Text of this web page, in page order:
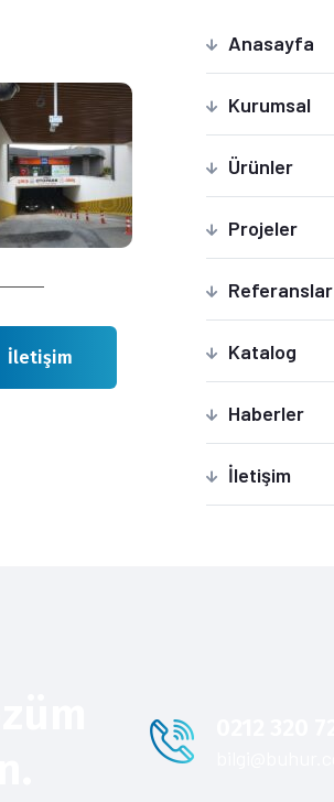
İletişim
Anasayfa
Kurumsal
Ürünler
Projeler
Referanslar
Katalog
Haberler
İletişim